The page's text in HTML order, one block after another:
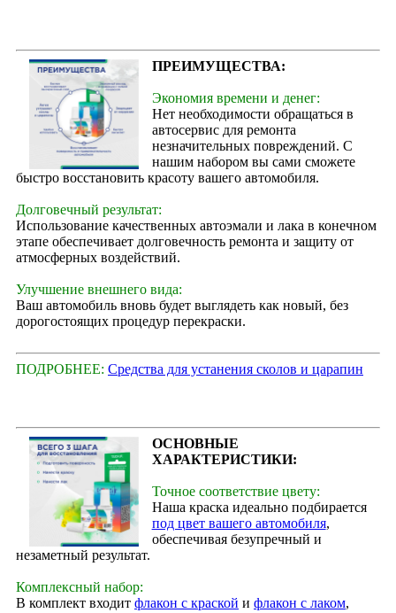
ПРЕИМУЩЕСТВА:
Экономия времени и денег:
Нет необходимости обращаться в
автосервис для ремонта
незначительных повреждений. С
нашим набором вы сами сможете
быстро восстановить красоту вашего автомобиля.
Долговечный результат:
Использование качественных автоэмали и лака в конечном
этапе обеспечивает долговечность ремонта и защиту от
атмосферных воздействий.
Улучшение внешнего вида:
Ваш автомобиль вновь будет выглядеть как новый, без
дорогостоящих процедур перекраски.
ПОДРОБНЕЕ: Средства для устанения сколов и царапин
ОСНОВНЫЕ
ХАРАКТЕРИСТИКИ:
Точное соответствие цвету:
Наша краска идеально подбирается
под цвет вашего автомобиля,
обеспечивая безупречный и
незаметный результат.
Комплексный набор:
В комплект входит флакон с краской и флакон с лаком,